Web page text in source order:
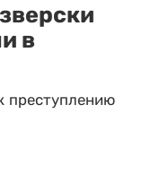
в
преступлению